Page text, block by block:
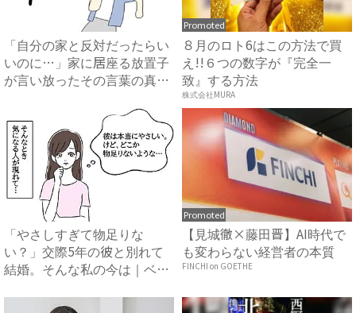
「自分の家と反対だったらい
いのに…」家に居座る放置子
が言い放ったその言葉の真相
Promoted
８月のロト6はこの方法で買
え!!６つの数字が『完全一
致』する方法
株式会社MURA
「やさしすぎて物足りな
い？」交際5年の彼と別れて
結婚。そんな私の今は｜ベビ
Promoted
【見城徹×藤田晋】AI時代で
も変わらない経営者の本質
FINCHI on GOETHE